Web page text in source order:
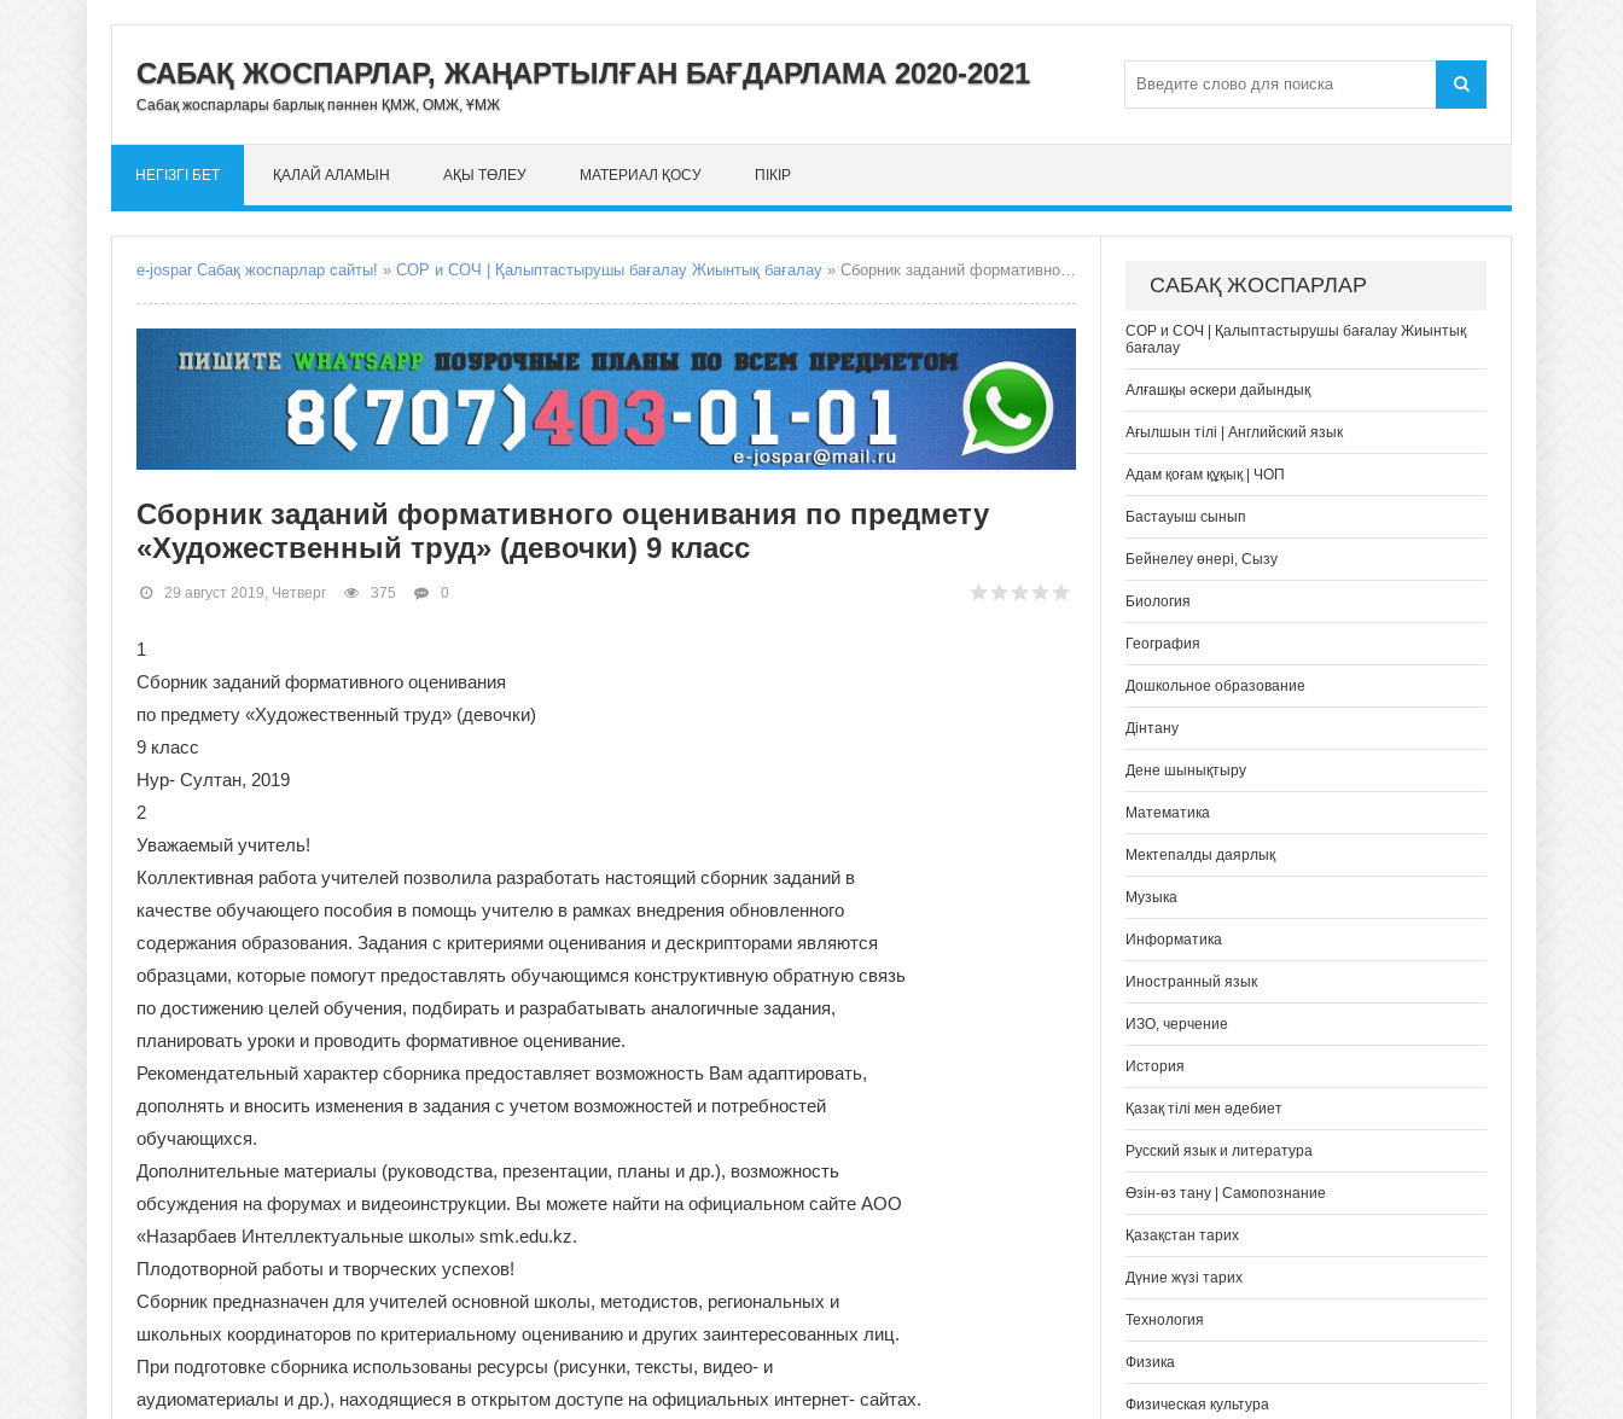
САБАҚ ЖОСПАРЛАР, ЖАҢАРТЫЛҒАН БАҒДАРЛАМА 2020-2021
Сабақ жоспарлары барлық пәннен ҚМЖ, ОМЖ, ҰМЖ
НЕГІЗГІ БЕТ ҚАЛАЙ АЛАМЫН АҚЫ ТӨЛЕУ МАТЕРИАЛ ҚОСУ ПІКІР
e-jospar Сабақ жоспарлар сайты! » СОР и СОЧ | Қалыптастырушы бағалау Жиынтық бағалау » Сборник заданий формативного оценивания по предмету «Художественный труд» (девочки) 9 класс
Сборник заданий формативного оценивания по предмету
«Художественный труд» (девочки) 9 класс
29 август 2019, Четверг 375 0
1
Сборник заданий формативного оценивания
по предмету «Художественный труд» (девочки)
9 класс
Нур- Султан, 2019
2
Уважаемый учитель!
Коллективная работа учителей позволила разработать настоящий сборник заданий в
качестве обучающего пособия в помощь учителю в рамках внедрения обновленного
содержания образования. Задания с критериями оценивания и дескрипторами являются
образцами, которые помогут предоставлять обучающимся конструктивную обратную связь
по достижению целей обучения, подбирать и разрабатывать аналогичные задания,
планировать уроки и проводить формативное оценивание.
Рекомендательный характер сборника предоставляет возможность Вам адаптировать,
дополнять и вносить изменения в задания с учетом возможностей и потребностей
обучающихся.
Дополнительные материалы (руководства, презентации, планы и др.), возможность
обсуждения на форумах и видеоинструкции. Вы можете найти на официальном сайте АОО
«Назарбаев Интеллектуальные школы» smk.edu.kz.
Плодотворной работы и творческих успехов!
Сборник предназначен для учителей основной школы, методистов, региональных и
школьных координаторов по критериальному оцениванию и других заинтересованных лиц.
При подготовке сборника использованы ресурсы (рисунки, тексты, видео- и
аудиоматериалы и др.), находящиеся в открытом доступе на официальных интернет- сайтах.
САБАҚ ЖОСПАРЛАР
СОР и СОЧ | Қалыптастырушы бағалау Жиынтық
бағалау
Алғашқы әскери дайындық
Ағылшын тілі | Английский язык
Адам қоғам құқық | ЧОП
Бастауыш сынып
Бейнелеу өнері, Сызу
Биология
География
Дошкольное образование
Дінтану
Дене шынықтыру
Математика
Мектепалды даярлық
Музыка
Информатика
Иностранный язык
ИЗО, черчение
История
Қазақ тілі мен әдебиет
Русский язык и литература
Өзін-өз тану | Самопознание
Қазақстан тарих
Дүние жүзі тарих
Технология
Физика
Физическая культура